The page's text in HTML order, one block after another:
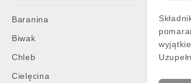
Main
menu
Skip
content
Baranina
Biwak
Chleb
Cielęcina